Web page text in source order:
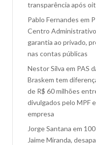
transparência após
Pablo Fernandes em
Centro
garantia ao privado,
nas contas públicas
Nestor Silva em PAS
Braskem tem
de R$ 60 milhões
divulgados pelo MPF
empresa
Jorge Santana em
Jaime Miranda,